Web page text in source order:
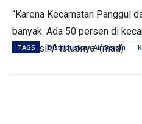
“Karena Kecamatan Panggul
banyak. Ada 50 persen di
air bersih,” tutupnya. (mad)
TAGS Distribusikan Air Bersih